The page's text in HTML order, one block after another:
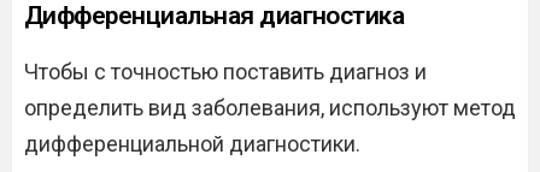
Дифференциальная диагностика
Чтобы с точностью поставить диагноз и
определить вид заболевания, используют метод
дифференциальной диагностики.